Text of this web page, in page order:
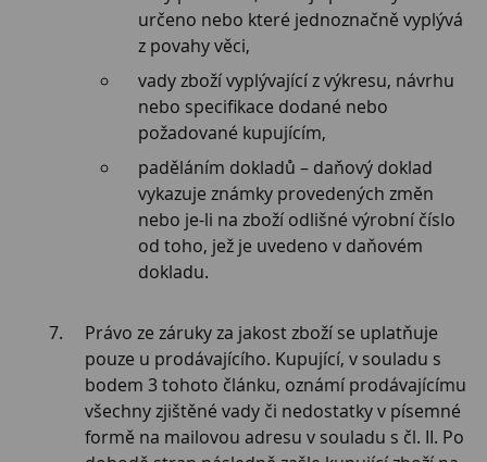
určeno nebo které jednoznačně vyplývá
z povahy věci,
vady zboží vyplývající z výkresu, návrhu
nebo specifikace dodané nebo
požadované kupujícím,
paděláním dokladů – daňový doklad
vykazuje známky provedených změn
nebo je-li na zboží odlišné výrobní číslo
od toho, jež je uvedeno v daňovém
dokladu.
Právo ze záruky za jakost zboží se uplatňuje
pouze u prodávajícího. Kupující, v souladu s
bodem 3 tohoto článku, oznámí prodávajícímu
všechny zjištěné vady či nedostatky v písemné
formě na mailovou adresu v souladu s čl. II. Po